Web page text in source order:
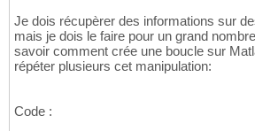
Je dois récupèrer des informations sur
mais je dois le faire pour un grand
savoir comment crée une boucle sur
répéter plusieurs cet manipulation:
Code :